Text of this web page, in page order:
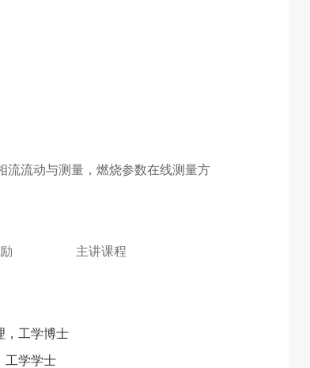
流流动与测量，燃烧参数在线测量方
主讲课程
，工学博士
工学学士